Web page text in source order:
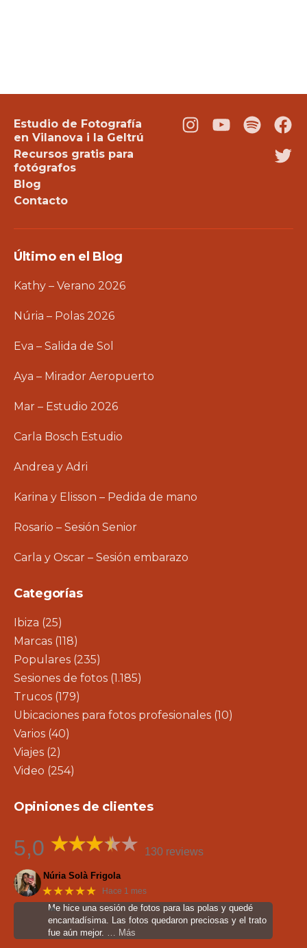
Estudio de Fotografía
en Vilanova i la Geltrú
Recursos gratis para
fotógrafos
Blog
Contacto
Instagram
YoutubePodcast
Último en el Blog
Kathy – Verano 2026
Núria – Polas 2026
Eva – Salida de Sol
Aya – Mirador Aeropuerto
Mar – Estudio 2026
Carla Bosch Estudio
Andrea y Adri
Karina y Elisson – Pedida de mano
Rosario – Sesión Senior
Carla y Oscar – Sesión embarazo
Categorías
Ibiza (25)
Marcas (118)
Populares (235)
Sesiones de fotos (1.185)
Trucos (179)
Ubicaciones para fotos profesionales (10)
Varios (40)
Viajes (2)
Video (254)
Opiniones de clientes
5,0 130 reviews
Núria Solà Frigola
★★★★★ Hace 1 mes
Me hice una sesión de fotos para las polas y quedé
encantadísima. Las fotos quedaron preciosas y el trato
fue aún mejor.
… Más